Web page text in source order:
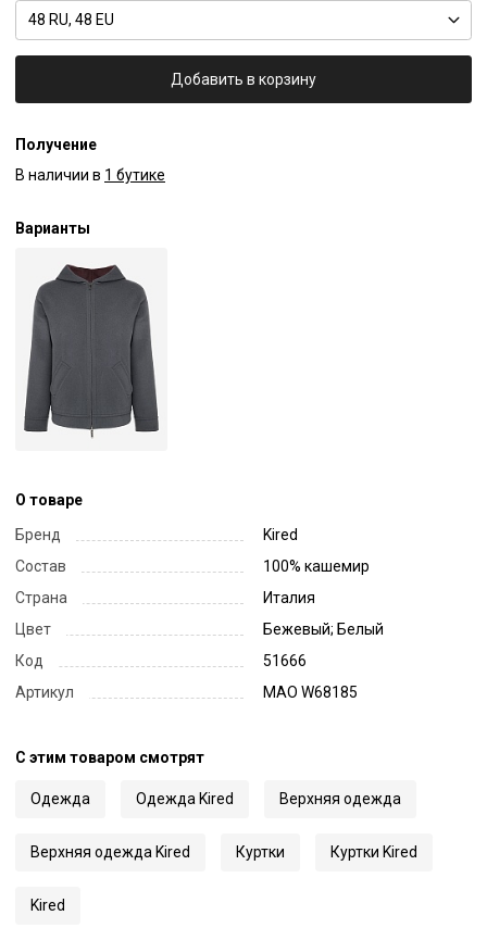
48 RU, 48 EU
Добавить в корзину
Получение
В наличии в 1 бутике
Варианты
О товаре
Бренд
Kired
Состав
100% кашемир
Страна
Италия
Цвет
Бежевый; Белый
Код
51666
Артикул
MAO W68185
С этим товаром смотрят
Одежда Одежда Kired Верхняя одежда
Верхняя одежда Kired Куртки Куртки Kired
Kired